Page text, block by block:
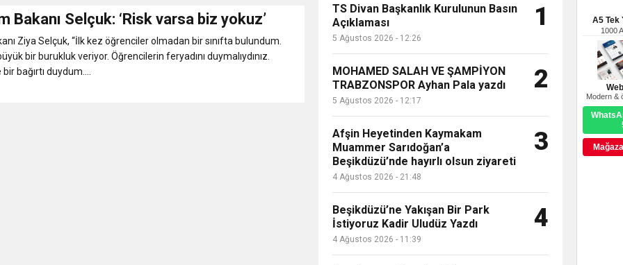
A5 Tek
1000
Modern &
Yıldönümü Muhteşem Şekilde Kutlandı Ayhan Pala Yazdı
Ayağa Kalkamaz!
Bakanı Selçuk: ‘Risk varsa biz yokuz’
Ziya Selçuk, “İlk kez öğrenciler olmadan bir sınıfta bulundum.
bir burukluk veriyor. Öğrencilerin feryadını duymalıydınız.
bir bağırtı duydum....
TS Divan Başkanlık Kurulunun Basın
Açıklaması
5 Ağustos 2026 - 12:26
1
MOHAMED SALAH VE ŞAMPİYON
TRABZONSPOR Ayhan Pala yazdı
5 Ağustos 2026 - 12:17
2
Afşin Heyetinden Kaymakam
Muammer Sarıdoğan’a
Beşikdüzü’nde hayırlı olsun ziyareti
4 Ağustos 2026 - 21:48
3
Beşikdüzü’ne Yakışan Bir Park
İstiyoruz Kadir Uludüz Yazdı
4 Ağustos 2026 - 11:39
4